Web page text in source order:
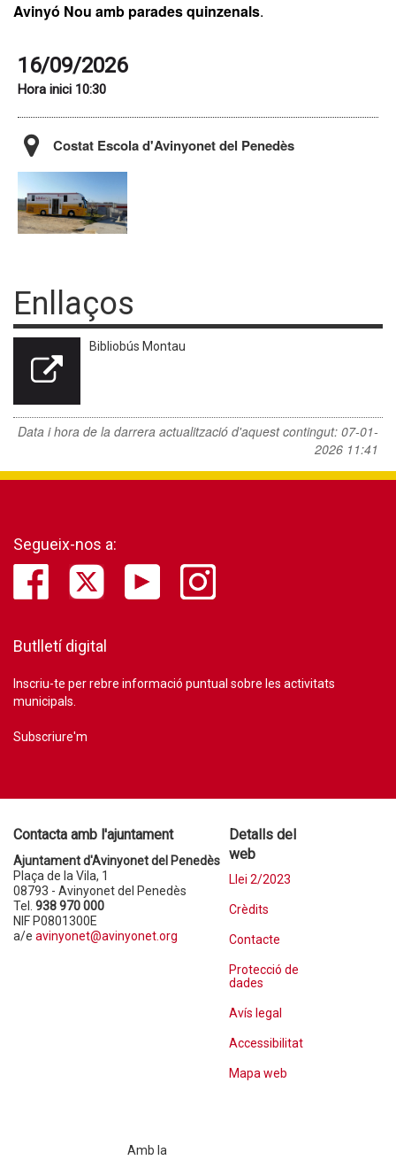
Avinyó Nou amb parades quinzenals.
16/09/2026
Hora inici 10:30
Costat Escola d'Avinyonet del Penedès
Enllaços
Bibliobús Montau
Data i hora de la darrera actualització d'aquest contingut: 07-01-
2026 11:41
Segueix-nos a:
Butlletí digital
Inscriu-te per rebre informació puntual sobre les activitats
municipals.
Subscriure'm
Contacta amb l'ajuntament
Ajuntament d'Avinyonet del Penedès
Plaça de la Vila, 1
08793 - Avinyonet del Penedès
Tel. 938 970 000
NIF P0801300E
a/e avinyonet@avinyonet.org
Detalls del
web
Llei 2/2023
Crèdits
Contacte
Protecció de
dades
Avís legal
Accessibilitat
Mapa web
Amb la